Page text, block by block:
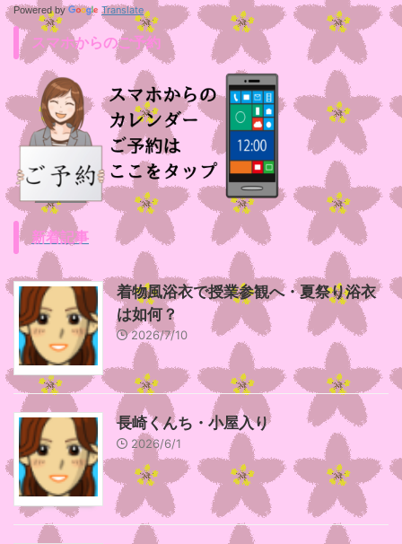
Powered by Translate
スマホからのご予約
新着記事
着物風浴衣で授業参観へ・夏祭り浴衣
は如何？
2026/7/10
長崎くんち・小屋入り
2026/6/1